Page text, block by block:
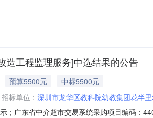
元，最低22400元，以最终中选的方案
造工程监理服务]中选结果的公告
预算5500元
中标5500元
招标单位： 深圳市龙华区教科院幼教集团花半
；广东省中介超市交易系统采购项目编码：